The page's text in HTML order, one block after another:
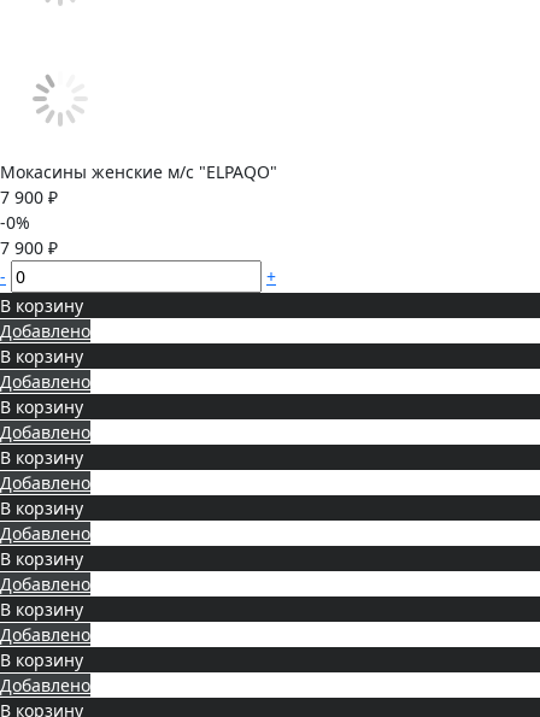
Мокасины женские м/с "ELPAQO"
7 900 ₽
-0%
7 900 ₽
-
+
В корзину
Добавлено
В корзину
Добавлено
В корзину
Добавлено
В корзину
Добавлено
В корзину
Добавлено
В корзину
Добавлено
В корзину
Добавлено
В корзину
Добавлено
В корзину